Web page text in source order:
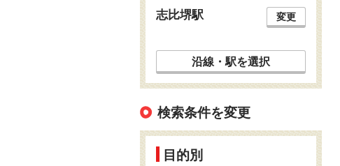
志比堺駅 変更
沿線・駅を選択
検索条件を変更
目的別